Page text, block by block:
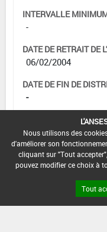
INTERVALLE
-
DATE DE RETRAIT DE
06/02/2004
DATE DE FIN DE
-
DATE DE FIN
-
Nous utilisons des
d'améliorer son
cliquant sur "Tout
pouvez modifier ce choix à
Tout